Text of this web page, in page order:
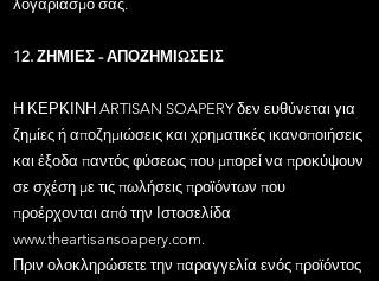
λογαριασμό σας.
12. ΖΗΜΙΕΣ - ΑΠΟΖΗΜΙΩΣΕΙΣ
Η ΚΕΡΚΙΝΗ ARTISAN SOAPERY δεν ευθύνεται για
ζημίες ή αποζημιώσεις και χρηματικές ικανοποιήσεις
και έξοδα παντός φύσεως που μπορεί να προκύψουν
σε σχέση με τις πωλήσεις προϊόντων που
προέρχονται από την Ιστοσελίδα
www.theartisansoapery.com.
Πριν ολοκληρώσετε την παραγγελία ενός προϊόντος